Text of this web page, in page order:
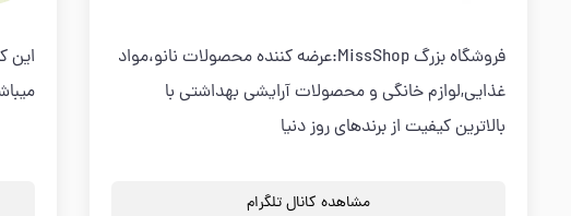
فروشگاه بزرگ MissShop:عرضه کننده محصولات نانو،مواد
غذایی,لوازم خانگی و محصولات آرایشی بهداشتی با
بالاترین کیفیت از برندهای روز دنیا
مشاهده کانال تلگرام
این